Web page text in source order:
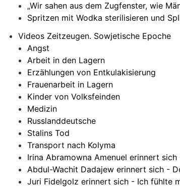
„Wir sahen aus dem Zugfenster, wie
Spritzen mit Wodka sterilisieren und
Videos Zeitzeugen. Sowjetische Epoche
Angst
Arbeit in den Lagern
Erzählungen von Entkulakisierung
Frauenarbeit in Lagern
Kinder von Volksfeinden
Medizin
Russlanddeutsche
Stalins Tod
Transport nach Kolyma
Irina Abramowna Amenuel erinnert
Abdul-Wachit Dadajew erinnert sich -
Juri Fidelgolz erinnert sich - Ich fühlte